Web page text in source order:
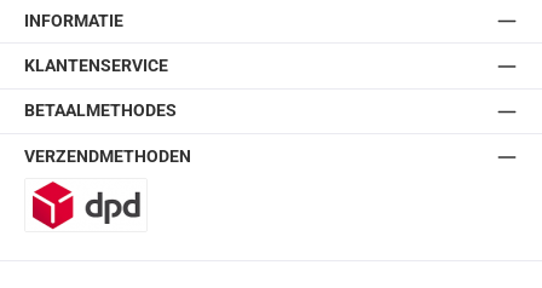
INFORMATIE
KLANTENSERVICE
BETAALMETHODES
VERZENDMETHODEN